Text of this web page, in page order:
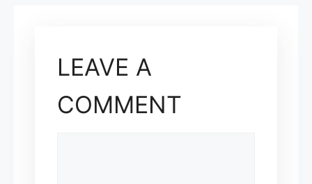
LEAVE A
COMMENT